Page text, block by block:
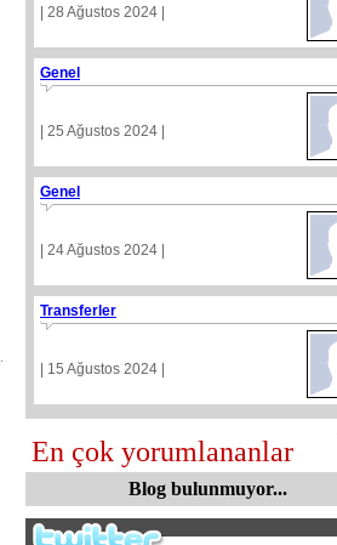
| 28 Ağustos 2024 |
Genel
| 25 Ağustos 2024 |
Genel
| 24 Ağustos 2024 |
Transferler
| 15 Ağustos 2024 |
En çok yorumlananlar
Blog bulunmuyor...